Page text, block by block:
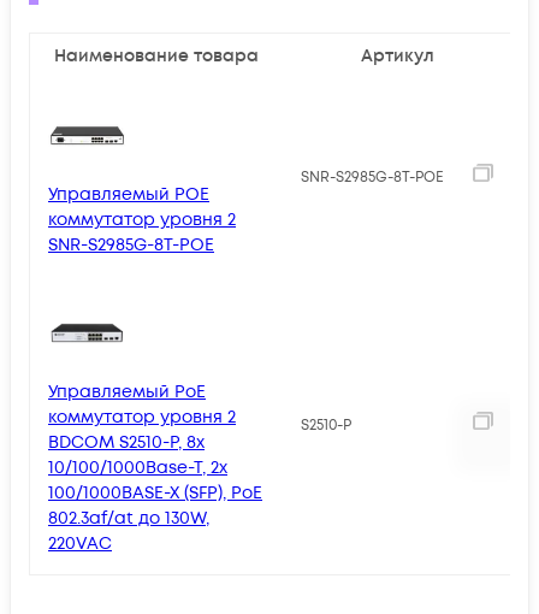
Наименование товара Артикул
Управляемый POE
коммутатор уровня 2
SNR-S2985G-8T-POE
SNR-S2985G-8T-POE
Управляемый PoE
коммутатор уровня 2
BDCOM S2510-P, 8x
10/100/1000Base-T, 2x
100/1000BASE-X (SFP), PoE
802.3af/at до 130W,
220VAC
S2510-P